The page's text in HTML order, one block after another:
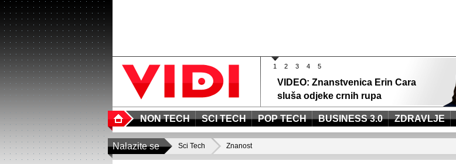
1 2 3 4 5
VIDEO: Znanstvenica Erin Cara
sluša odjeke crnih rupa
NON TECH SCI TECH POP TECH BUSINESS 3.0 ZDRAVLJE
Nalazite se Sci Tech Znanost